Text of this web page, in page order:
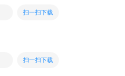
扫一扫下载
扫一扫下载